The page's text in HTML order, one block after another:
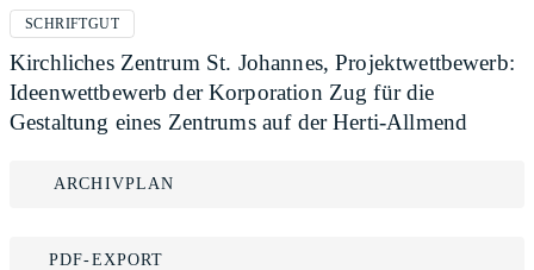
SCHRIFTGUT
Kirchliches Zentrum St. Johannes, Projektwettbewerb:
Ideenwettbewerb der Korporation Zug für die
Gestaltung eines Zentrums auf der Herti-Allmend
ARCHIVPLAN
PDF-EXPORT